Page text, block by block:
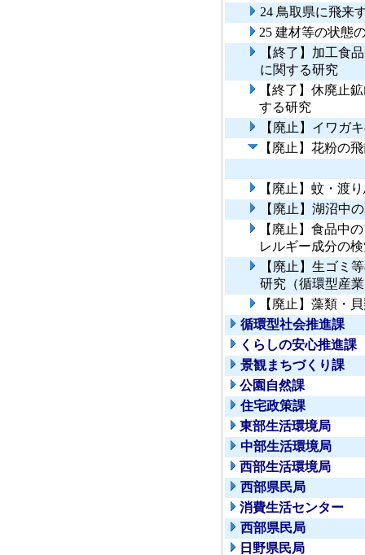
24 鳥取県に飛来
25 建材等の状態
【終了】加工食
に関する研究
【終了】休廃止
する研究
【廃止】イワガ
【廃止】花粉の
【廃止】蚊・渡
【廃止】湖沼中
【廃止】食品中
レルギー成分の
【廃止】生ゴミ
研究（循環型産
【廃止】藻類・
循環型社会推進課
くらしの安心推進課
景観まちづくり課
公園自然課
住宅政策課
東部生活環境局
中部生活環境局
西部生活環境局
西部県民局
消費生活センター
西部県民局
日野県民局